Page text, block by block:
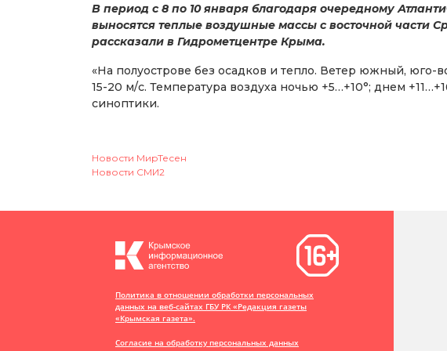
В период с 8 по 10 января благодаря очередному
выносятся теплые воздушные массы с восточной части
рассказали в Гидрометцентре Крыма.
«На полуострове без осадков и тепло. Ветер южный, юго-
15-20 м/с. Температура воздуха ночью +5…+10°; днем
синоптики.
Новости МирТесен
Новости СМИ2
В Крыму с начала
более 20 млн
зарплате